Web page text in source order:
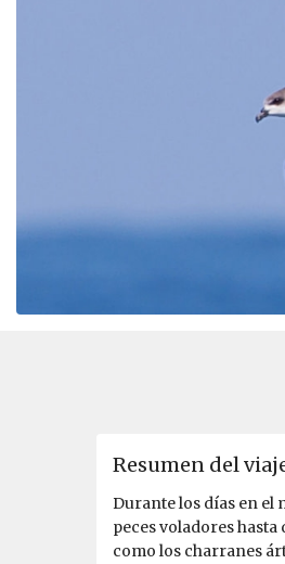
Resumen del
Durante los días en el
peces voladores
como los charranes